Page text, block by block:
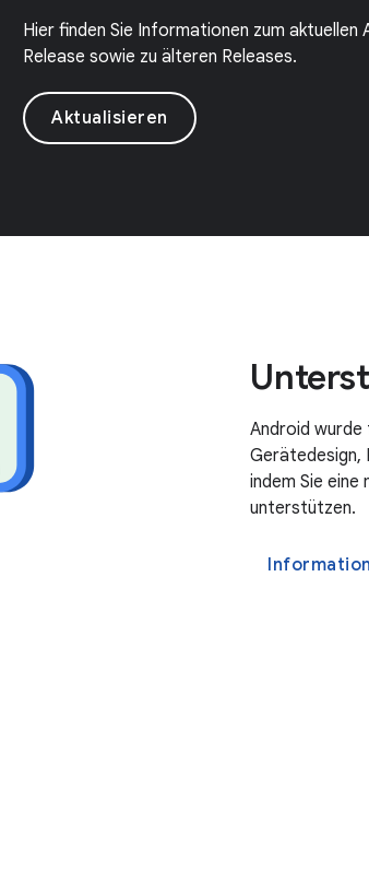
Hier finden Sie Informationen zum aktuellen
Release sowie zu älteren Releases.
Aktualisieren
Android wurde
Gerätedesign,
indem Sie
unterstützen.